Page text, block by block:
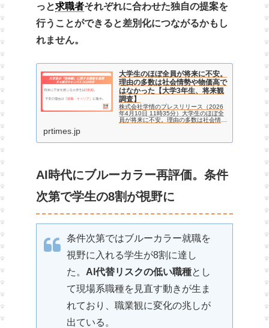
っと求職者それぞれに合わせた独自の提案を
行うことができると差別化につながるかもし
れません。
大学生のほぼ全員が将来に不安。
理由の多数は社会情勢や物価高で
はなかった【大学3年生、将来観
調査】
株式会社学情のプレスリリース（2026
年4月10日 11時35分）大学生のほぼ全
員が将来に不安。理由の多数は社会情勢
prtimes.jp
AI時代にブルーカラー再評価。条件
次第で学生の8割が視野に
条件次第ではブルーカラー就職を
視野に入れる学生が8割に達し
た。 AI代替リスクの低い職種とし
て現場系職種を見直す動きが生ま
れており、職業観に変化の兆しが
出ている。